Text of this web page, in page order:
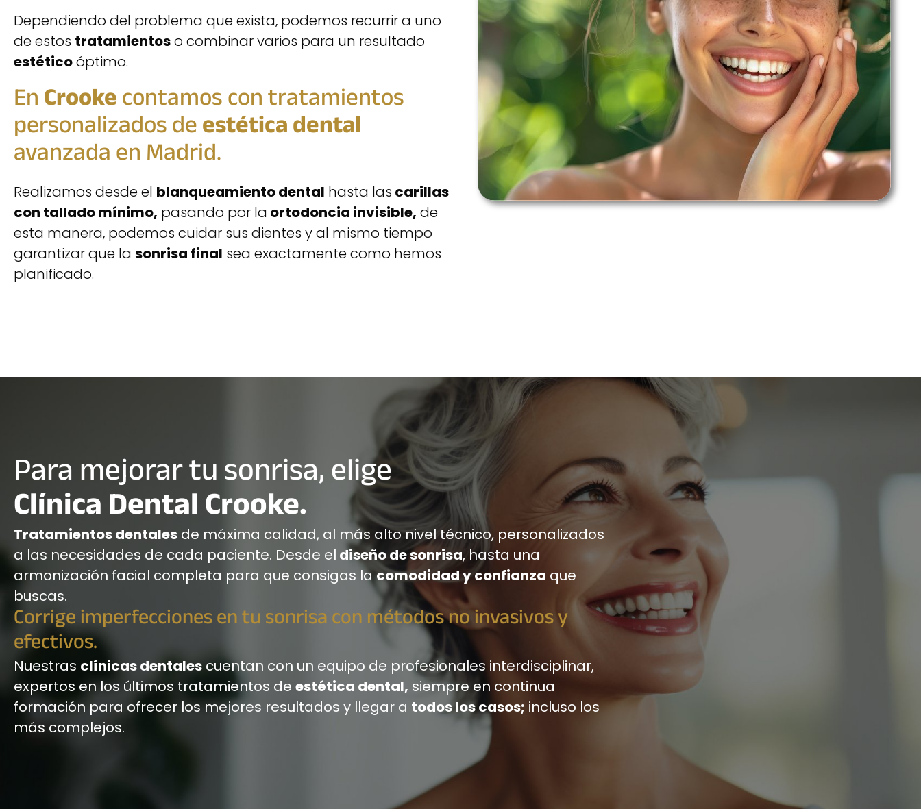
Dependiendo del problema que exista, podemos recurrir a uno
de estos tratamientoso combinar varios para un resultado
estéticoóptimo.
EnCrookecontamos con tratamientos
personalizados deestética dental
avanzada en Madrid.
Realizamos desde el blanqueamiento dental hasta las carillas
con tallado mínimo, pasando por la ortodoncia invisible, de
esta manera, podemos cuidar sus dientes y al mismo tiempo
garantizar que la sonrisa final sea exactamente como hemos
planificado.
Para mejorar tu sonrisa, elige
Clínica Dental Crooke.
Tratamientos dentales de máxima calidad, al más alto nivel técnico, personalizados
a las necesidades de cada paciente. Desde el diseño de sonrisa, hasta una
armonización facial completa para que consigas la comodidad y confianza que
buscas.
Corrige imperfecciones en tu sonrisa con métodos no invasivos y
efectivos.
Nuestras clínicas dentales cuentan con un equipo de profesionales interdisciplinar,
expertos en los últimos tratamientos de estética dental, siempre en continua
formación para ofrecer los mejores resultados y llegar a todos los casos; incluso los
más complejos.